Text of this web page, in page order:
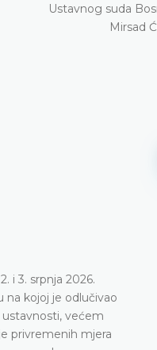
Ustavnog suda
Mirsad
i 3. srpnja 2026.
na kojoj je odlučivao
većem
privremenih mjera